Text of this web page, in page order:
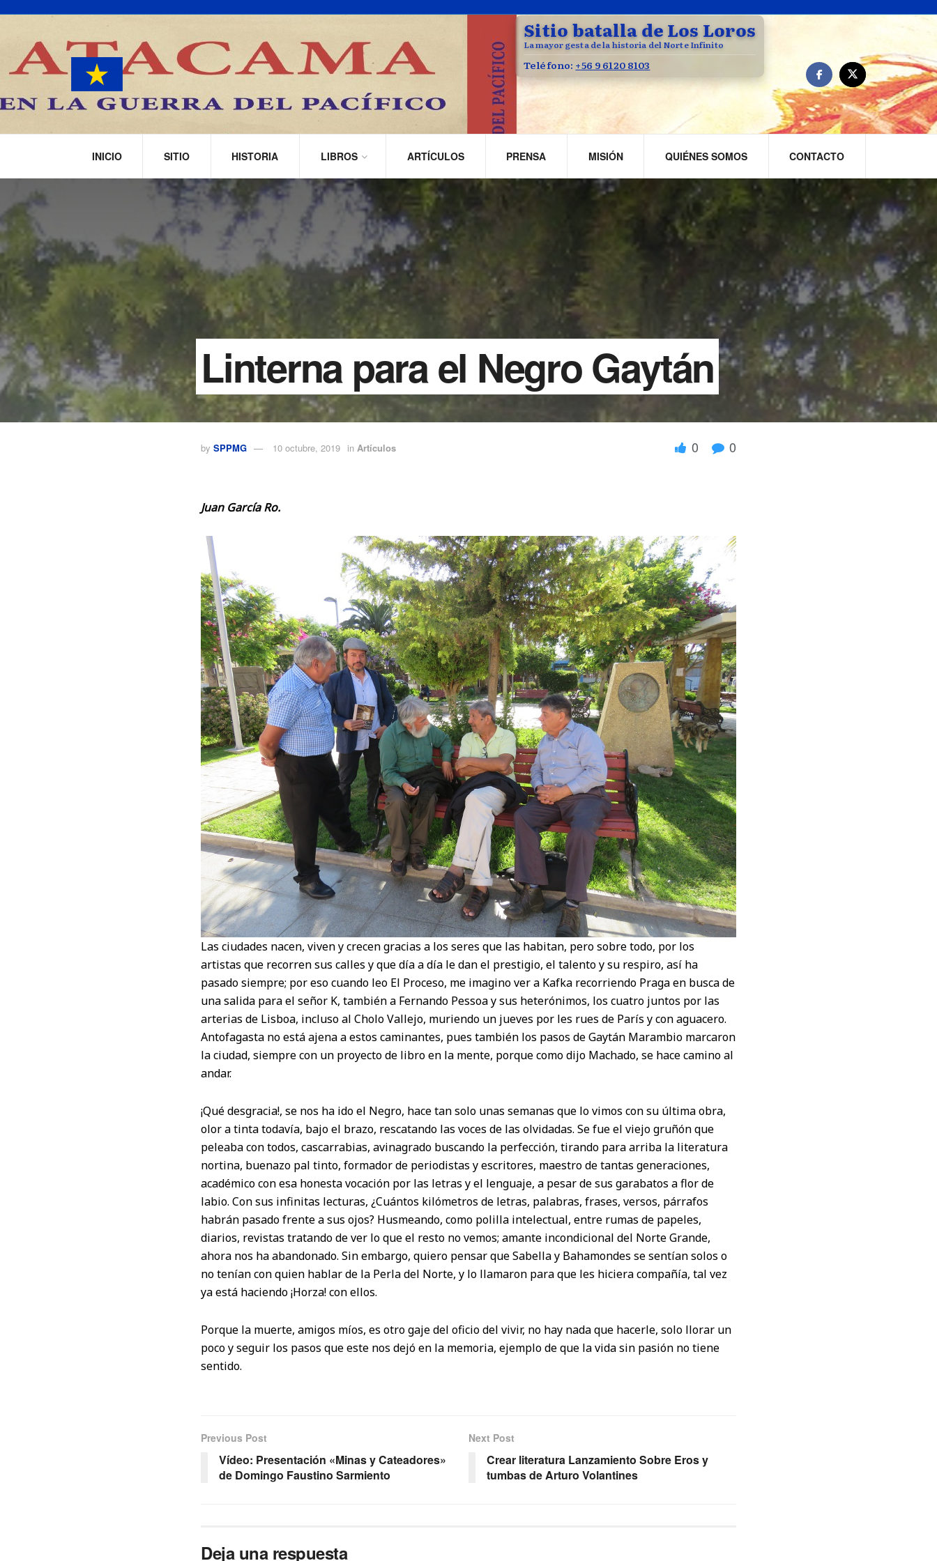
Sitio batalla de Los Loros
La mayor gesta de la historia del Norte Infinito
Teléfono: +56 9 6120 8103
INICIO SITIO HISTORIA LIBROS ARTÍCULOS PRENSA MISIÓN QUIÉNES SOMOS CONTACTO
Linterna para el Negro Gaytán
by SPPMG 10 octubre, 2019 in Artículos 0 0
Juan García Ro.
Las ciudades nacen, viven y crecen gracias a los seres que las habitan, pero sobre todo, por los
artistas que recorren sus calles y que día a día le dan el prestigio, el talento y su respiro, así ha
pasado siempre; por eso cuando leo El Proceso, me imagino ver a Kafka recorriendo Praga en busca de
una salida para el señor K, también a Fernando Pessoa y sus heterónimos, los cuatro juntos por las
arterias de Lisboa, incluso al Cholo Vallejo, muriendo un jueves por les rues de París y con aguacero.
Antofagasta no está ajena a estos caminantes, pues también los pasos de Gaytán Marambio marcaron
la ciudad, siempre con un proyecto de libro en la mente, porque como dijo Machado, se hace camino al
andar.
¡Qué desgracia!, se nos ha ido el Negro, hace tan solo unas semanas que lo vimos con su última obra,
olor a tinta todavía, bajo el brazo, rescatando las voces de las olvidadas. Se fue el viejo gruñón que
peleaba con todos, cascarrabias, avinagrado buscando la perfección, tirando para arriba la literatura
nortina, buenazo pal tinto, formador de periodistas y escritores, maestro de tantas generaciones,
académico con esa honesta vocación por las letras y el lenguaje, a pesar de sus garabatos a flor de
labio. Con sus infinitas lecturas, ¿Cuántos kilómetros de letras, palabras, frases, versos, párrafos
habrán pasado frente a sus ojos? Husmeando, como polilla intelectual, entre rumas de papeles,
diarios, revistas tratando de ver lo que el resto no vemos; amante incondicional del Norte Grande,
ahora nos ha abandonado. Sin embargo, quiero pensar que Sabella y Bahamondes se sentían solos o
no tenían con quien hablar de la Perla del Norte, y lo llamaron para que les hiciera compañía, tal vez
ya está haciendo ¡Horza! con ellos.
Porque la muerte, amigos míos, es otro gaje del oficio del vivir, no hay nada que hacerle, solo llorar un
poco y seguir los pasos que este nos dejó en la memoria, ejemplo de que la vida sin pasión no tiene
sentido.
Previous Post
Vídeo: Presentación «Minas y Cateadores»
de Domingo Faustino Sarmiento
Next Post
Crear literatura Lanzamiento Sobre Eros y
tumbas de Arturo Volantines
Deja una respuesta